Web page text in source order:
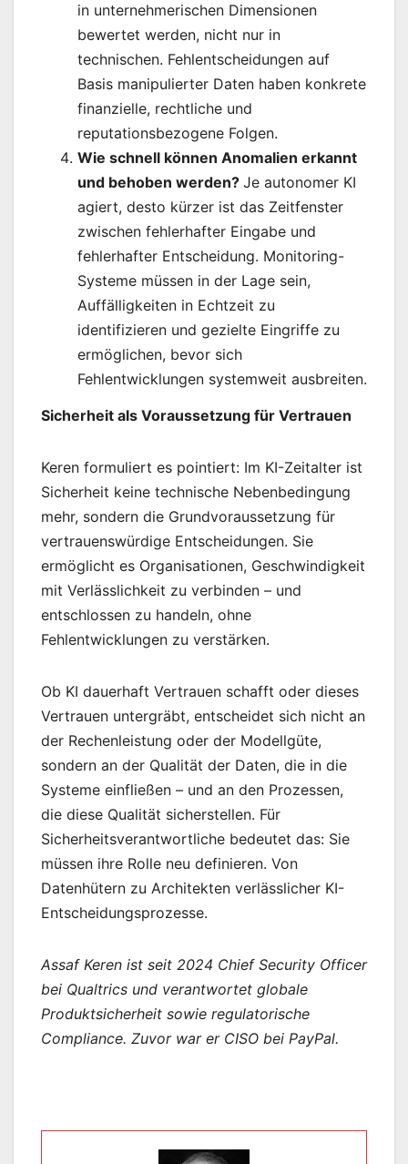
in unternehmerischen Dimensionen
bewertet werden, nicht nur in
technischen. Fehlentscheidungen auf
Basis manipulierter Daten haben konkrete
finanzielle, rechtliche und
reputationsbezogene Folgen.
Wie schnell können Anomalien erkannt
und behoben werden? Je autonomer KI
agiert, desto kürzer ist das Zeitfenster
zwischen fehlerhafter Eingabe und
fehlerhafter Entscheidung. Monitoring-
Systeme müssen in der Lage sein,
Auffälligkeiten in Echtzeit zu
identifizieren und gezielte Eingriffe zu
ermöglichen, bevor sich
Fehlentwicklungen systemweit ausbreiten.
Sicherheit als Voraussetzung für Vertrauen
Keren formuliert es pointiert: Im KI-Zeitalter ist
Sicherheit keine technische Nebenbedingung
mehr, sondern die Grundvoraussetzung für
vertrauenswürdige Entscheidungen. Sie
ermöglicht es Organisationen, Geschwindigkeit
mit Verlässlichkeit zu verbinden – und
entschlossen zu handeln, ohne
Fehlentwicklungen zu verstärken.
Ob KI dauerhaft Vertrauen schafft oder dieses
Vertrauen untergräbt, entscheidet sich nicht an
der Rechenleistung oder der Modellgüte,
sondern an der Qualität der Daten, die in die
Systeme einfließen – und an den Prozessen,
die diese Qualität sicherstellen. Für
Sicherheitsverantwortliche bedeutet das: Sie
müssen ihre Rolle neu definieren. Von
Datenhütern zu Architekten verlässlicher KI-
Entscheidungsprozesse.
Assaf Keren ist seit 2024 Chief Security Officer
bei Qualtrics und verantwortet globale
Produktsicherheit sowie regulatorische
Compliance. Zuvor war er CISO bei PayPal.